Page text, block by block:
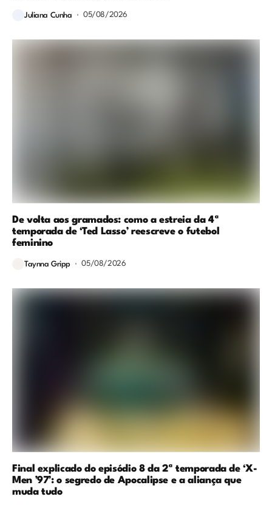
Juliana Cunha 05/08/2026
De volta aos gramados: como a estreia da 4ª
temporada de ‘Ted Lasso’ reescreve o futebol
feminino
Taynna Gripp 05/08/2026
Final explicado do episódio 8 da 2ª temporada de ‘X-
Men ’97’: o segredo de Apocalipse e a aliança que
muda tudo